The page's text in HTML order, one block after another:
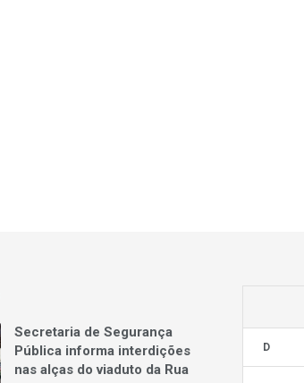
Secretaria de Segurança
Pública informa interdições
nas alças do viaduto da Rua
D